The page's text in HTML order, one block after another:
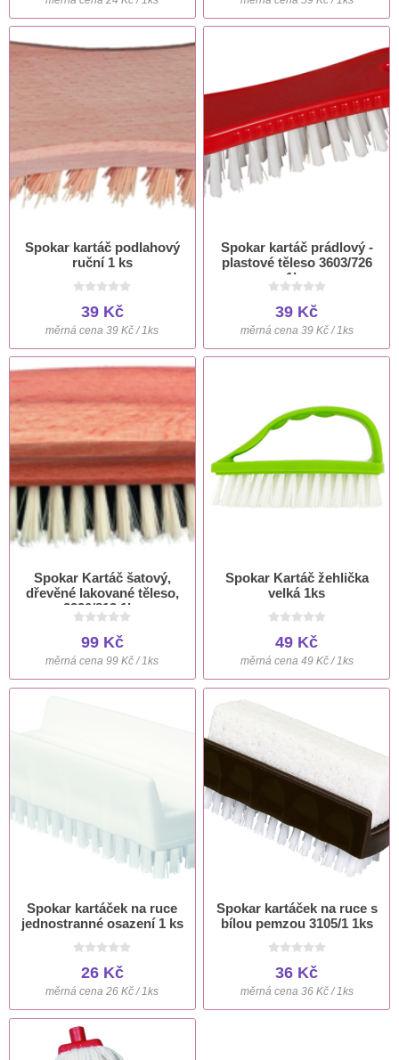
Spokar kartáč podlahový
ruční 1 ks
39 Kč
měrná cena 39 Kč / 1ks
Spokar kartáč prádlový -
plastové těleso 3603/726
1ks
39 Kč
měrná cena 39 Kč / 1ks
Spokar Kartáč šatový,
dřevěné lakované těleso,
3220/813 1ks
99 Kč
měrná cena 99 Kč / 1ks
Spokar Kartáč žehlička
velká 1ks
49 Kč
měrná cena 49 Kč / 1ks
Spokar kartáček na ruce
jednostranné osazení 1 ks
26 Kč
měrná cena 26 Kč / 1ks
Spokar kartáček na ruce s
bílou pemzou 3105/1 1ks
36 Kč
měrná cena 36 Kč / 1ks